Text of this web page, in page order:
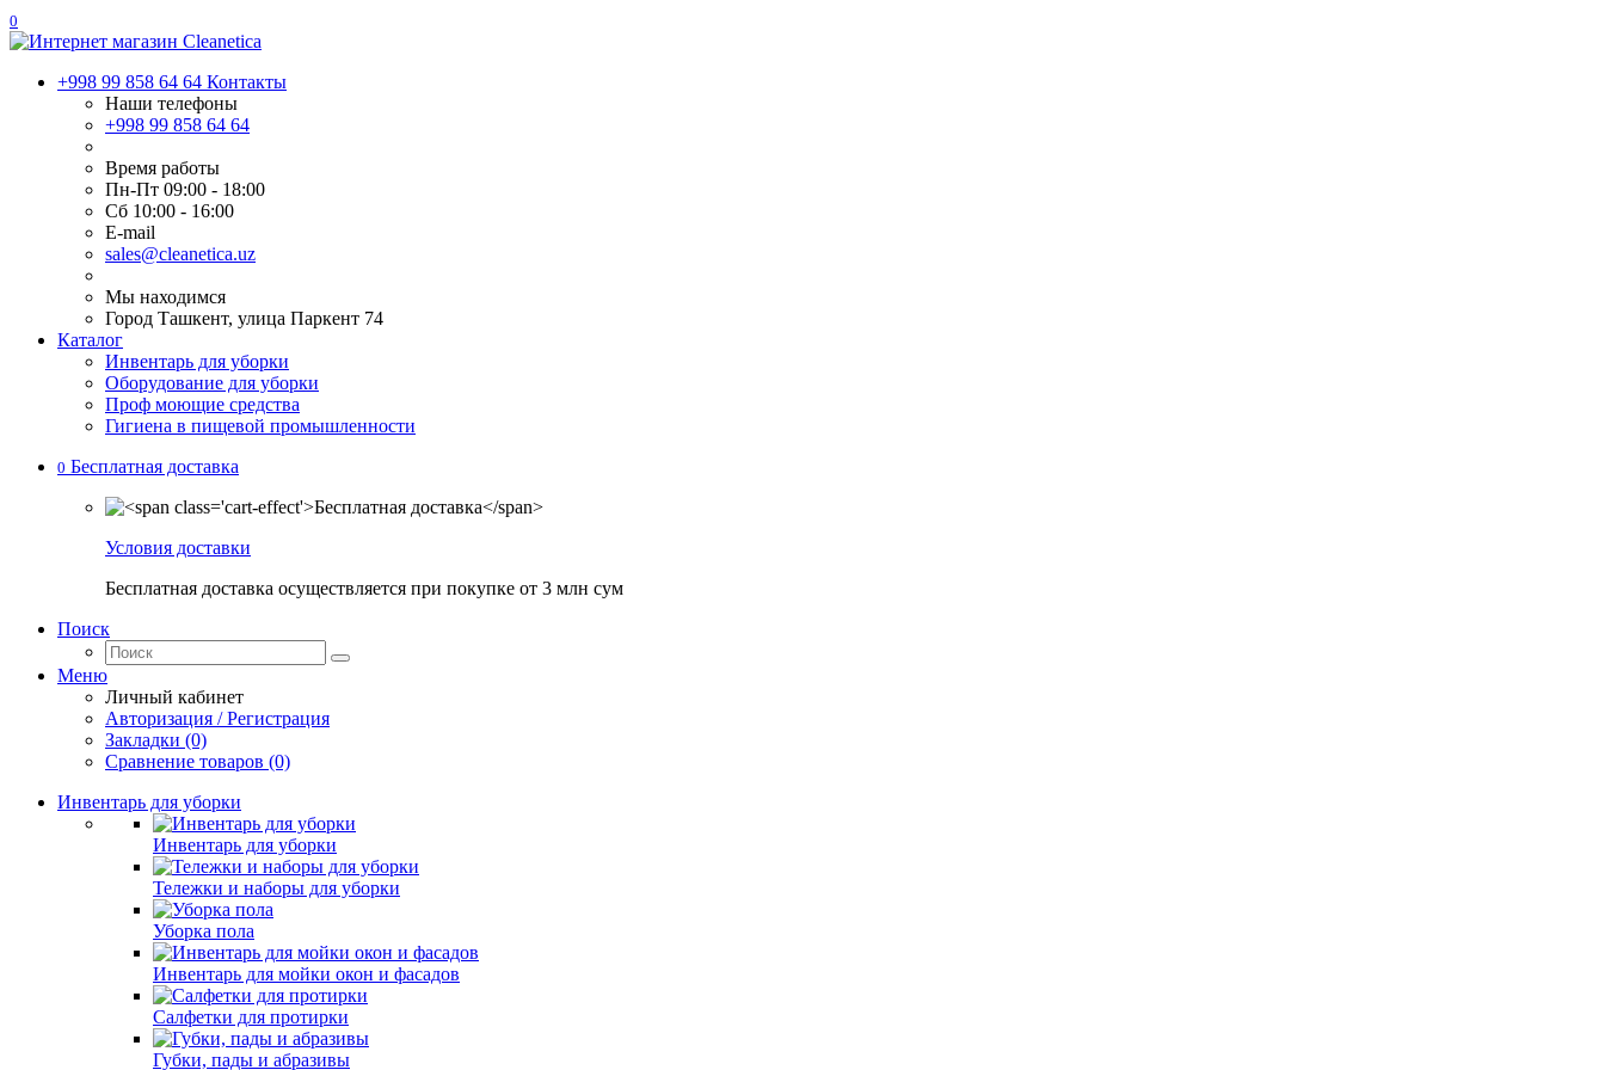
0
+998 99 858 64 64 Контакты
Наши телефоны
+998 99 858 64 64
Время работы
Пн-Пт 09:00 - 18:00
Сб 10:00 - 16:00
E-mail
sales@cleanetica.uz
Мы находимся
Город Ташкент, улица Паркент 74
Каталог
Инвентарь для уборки
Оборудование для уборки
Проф моющие средства
Гигиена в пищевой промышленности
0 Бесплатная доставка
Условия доставки
Бесплатная доставка осуществляется при покупке от 3 млн сум
Поиск
Меню
Личный кабинет
Авторизация / Регистрация
Закладки (0)
Сравнение товаров (0)
Инвентарь для уборки
Инвентарь для уборки
Тележки и наборы для уборки
Уборка пола
Инвентарь для мойки окон и фасадов
Салфетки для протирки
Губки, пады и абразивы